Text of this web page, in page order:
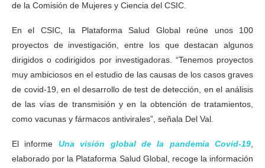
de la Comisión de Mujeres y Ciencia del CSIC.
En el CSIC, la Plataforma Salud Global reúne unos 100
proyectos de investigación, entre los que destacan algunos
dirigidos o codirigidos por investigadoras. “Tenemos proyectos
muy ambiciosos en el estudio de las causas de los casos graves
de covid-19, en el desarrollo de test de detección, en el análisis
de las vías de transmisión y en la obtención de tratamientos,
como vacunas y fármacos antivirales”, señala Del Val.
El informe Una visión global de la pandemia Covid-19
elaborado por la Plataforma Salud Global, recoge la información